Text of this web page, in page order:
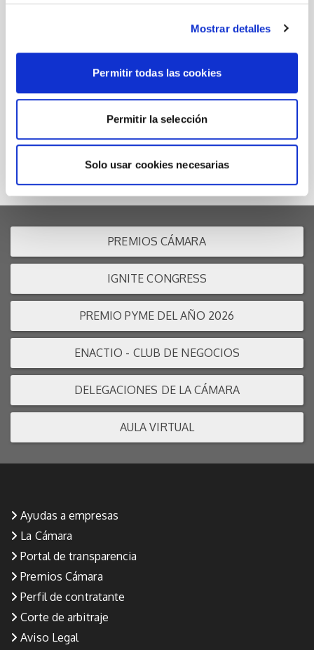
Mostrar detalles
Permitir todas las cookies
Permitir la selección
Solo usar cookies necesarias
El jurado ha reconocido su presencia internacional y la
personalización de su producto
PREMIOS CÁMARA
IGNITE CONGRESS
PREMIO PYME DEL AÑO 2026
ENACTIO - CLUB DE NEGOCIOS
DELEGACIONES DE LA CÁMARA
AULA VIRTUAL
Ayudas a empresas
La Cámara
Portal de transparencia
Premios Cámara
Perfil de contratante
Corte de arbitraje
Aviso Legal